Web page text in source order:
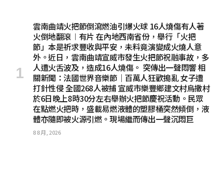
雲南曲靖火把節倒瀉燃油引爆火球 16人燒傷有人著
火倒地翻滾︱有片 在內地西南省份，舉行「火把
節」本是祈求豐收與平安，未料竟演變成火燒人意
外。近日，雲南曲靖宣威市發生火把節祝融事故，多
人遭火舌波及，造成16人燒傷。 突傳出一聲悶響 相
關新聞：法國世界音樂節｜百萬人狂歡搗亂 女子遭
打針性侵 全國268人被捕 宣威市樂豐鄉建文村烏撒村
於6日晚上8時30分左右舉辦火把節慶祝活動。民眾
在點燃火把時，盛載易燃液體的塑膠桶突然傾倒，液
體亦隨即被火源引燃。現場繼而傳出一聲沉悶巨
8 8 月, 2026